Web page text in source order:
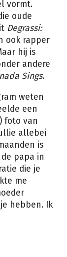
vormt.
oude
Degrassi:
ook rapper
hij is
andere
Sings.
weten
een
foto van
allebei
is
papa in
die je
me
hebben. Ik